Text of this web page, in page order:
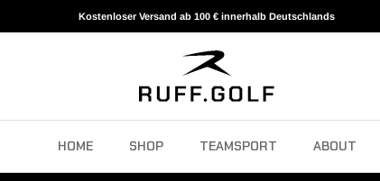
Kostenloser Versand ab 100 € innerhalb Deutschlands
HOME SHOP TEAMSPORT ABOUT